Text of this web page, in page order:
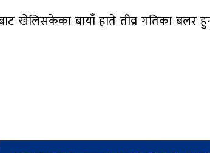
खेलिसकेका बायाँ हाते तीव्र गतिका